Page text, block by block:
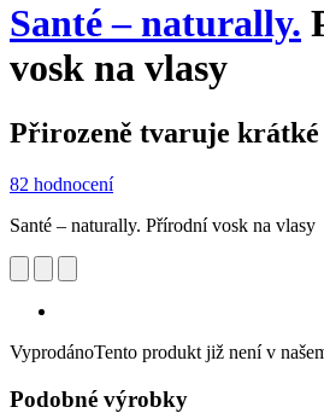
Santé – naturally.
vosk na vlasy
Přirozeně tvaruje krátké
82 hodnocení
Santé – naturally. Přírodní vosk na vlasy
VyprodánoTento produkt již není v
Podobné výrobky